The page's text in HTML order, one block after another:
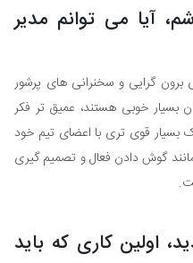
آیا می توانم مدیر
برون گرایی و سخنرانی های پرشور
بسیار خوبی هستند، عمیق تر فکر
بسیار قوی تری با اعضای تیم خود
گوش دادن فعال و تصمیم گیری
اولین کاری که باید